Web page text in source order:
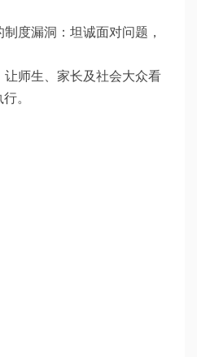
度漏洞：坦诚面对问题，
师生、家长及社会大众看
。